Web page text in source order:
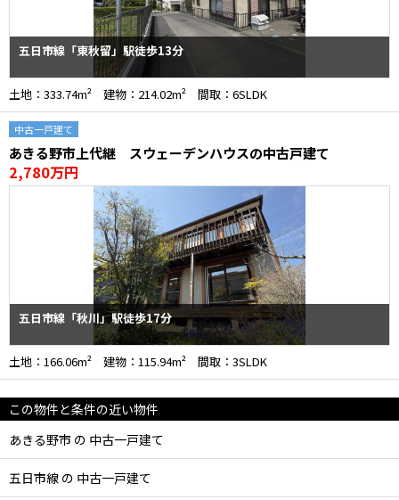
五日市線「東秋留」駅徒歩13分
土地：333.74m² 建物：214.02m² 間取：6SLDK
中古一戸建て
あきる野市上代継 スウェーデンハウスの中古戸建て
2,780万円
五日市線「秋川」駅徒歩17分
土地：166.06m² 建物：115.94m² 間取：3SLDK
この物件と条件の近い物件
あきる野市 の 中古一戸建て
五日市線 の 中古一戸建て